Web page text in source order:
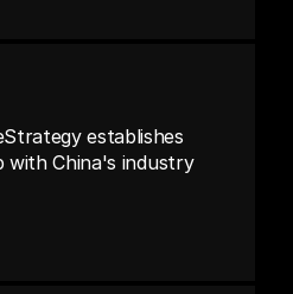
establishes
China's industry